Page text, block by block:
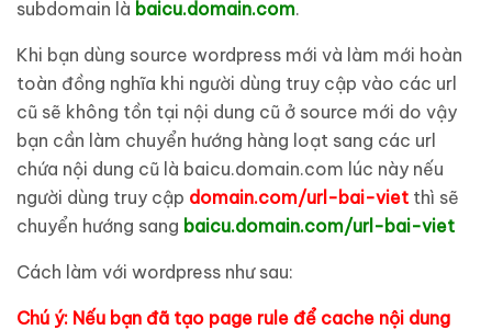
subdomain là baicu.domain.com.
Khi bạn dùng source wordpress mới và làm mới hoàn
toàn đồng nghĩa khi người dùng truy cập vào các url
cũ sẽ không tồn tại nội dung cũ ở source mới do vậy
bạn cần làm chuyển hướng hàng loạt sang các url
chứa nội dung cũ là baicu.domain.com lúc này nếu
người dùng truy cập domain.com/url-bai-viet thì sẽ
chuyển hướng sang baicu.domain.com/url-bai-viet
Cách làm với wordpress như sau:
Chú ý: Nếu bạn đã tạo page rule để cache nội dung